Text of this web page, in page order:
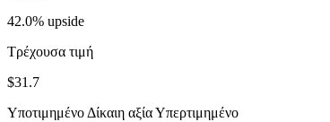
42.0% upside
Τρέχουσα τιμή
$31.7
Υποτιμημένο Δίκαιη αξίαΥπερτιμημένο